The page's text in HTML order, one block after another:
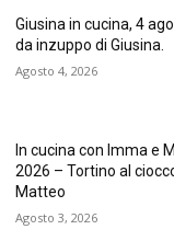
Giusina in cucina, 4
da inzuppo di Giusina.
Agosto 4, 2026
In cucina con Imma e
2026 – Tortino al
Matteo
Agosto 3, 2026